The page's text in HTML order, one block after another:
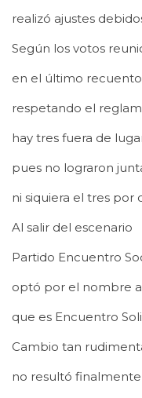
realizó ajustes
Según los votos
en el último
respetando el
hay tres fuera de
pues no lograron
ni siquiera el tres por
Al salir del escenario
Partido Encuentro
optó por el nombre
que es Encuentro
Cambio tan
no resultó